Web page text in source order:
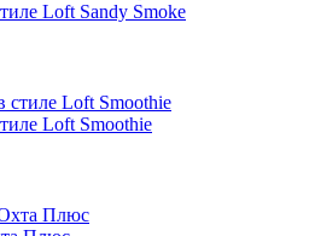
Loft Sandy Smoke
Loft Smoothie